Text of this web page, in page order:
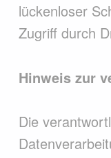
lückenloser
Zugriff durch
Hinweis zur
Die